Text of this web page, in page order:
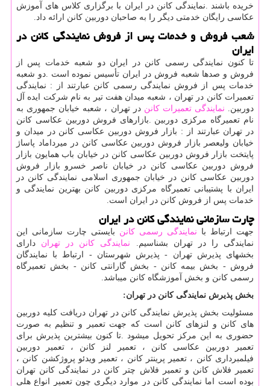
خریده باشند
نمایندگی کانن در ایران با برگزاری کلاس‌ های آموزش
عکاسی رایگان خدمتی دیگر را به صاحبان دوربین کانن ارائه داد.
شعب فروش و خدمات پس از فروش نمایندگی کانن در
ایران
تا کنون نمایندگی رسمی کانن در ایران دو شعبه خدمات پس از
فروش و صدها شعبه فروش در ایران تأسیس نموده است .دو شعبه
خدمات پس از فروش نمایندگی رسمی کانن عبارتند از : نمایندگی
تعمیرات کانن در تهران ، شعبه میدان هفت تیر به نام شرکت ایده آل
دوربین. نمایندگی تعمیرات کانن در تهران ، شعبه خیابان جمهوری به
نام تعمیرگاه مرکزی دوربین
بازارهای فروش دوربین عکاسی کانن
در تهران عبارتند از : بازار فروش دوربین عکاسی کانن در میدان و
خیابان ولیعصر بازار فروش دوربین عکاسی کانن در میرداماد پاساژ
پایتخت بازار فروش دوربین عکاسی کانن در خیابان باب همایون بازار
فروش دوربین عکاسی کانن در خیابان ناصر خسرو بازار فروش
دوربین عکاسی کانن در خیابان جمهوری اسلامی نمایندگی کانن در
ایران با پشتیبانی تعمیرگاه مرکزی دوربین کانن بهترین نمایندگی و
خدمات پس از فروش کانن در ایران است
چارت سازمانی نمایندگی کانن در ایران
جهت ارتباط با نمایندگی رسمی کانن بایستی چارت سازمانی این
نمایندگی را در تهران بشناسیم. نمایندگی کانن در تهران دارای
بخشهای پذیرش تهران - پذیرش شهرستان - ارتباط با نمایندگان
فروش - بخش بیمه کانن - بخش گارانتی کانن - بخش تعمیرگاه
رسمی کانن و بخش آموزشگاه کانن میباشد
بخش پذیرش نمایندگی کانن در تهران:
مسئولیت بخش پذیرش نمایندگی کانن در تهران دریافت کلیه دوربین
های کانن و لنزهای کانن است که جهت تعمیر و تنظیم به صورت
حضوری به این مرکز تحویل میشود
تا کنون بیشترین پذیرش برای
تعمیر دوربین عکاسی کانن ، تعمیر لنز کانن ، تعمیر دوربین
فیلمبرداری کانن ، تعمیر پرینتر کانن ، تعمیر ویدئو پروژکشن کانن ،
تعمیر فلاش کانن و تعمیر فلاش چتر کانن در نمایندگی کانن تهران
بوده است اما نمایندگی کانن در موارد دیگری چون تعمیر انواع هلی